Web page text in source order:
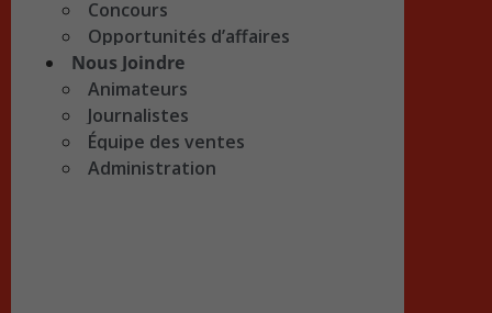
Concours
Opportunités d’affaires
Nous Joindre
Animateurs
Journalistes
Équipe des ventes
Administration